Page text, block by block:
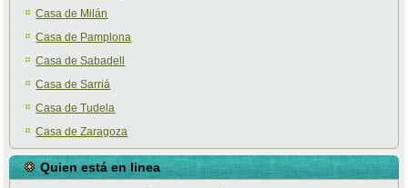
Casa de Milán
Casa de Pamplona
Casa de Sabadell
Casa de Sarriá
Casa de Tudela
Casa de Zaragoza
Quien está en linea